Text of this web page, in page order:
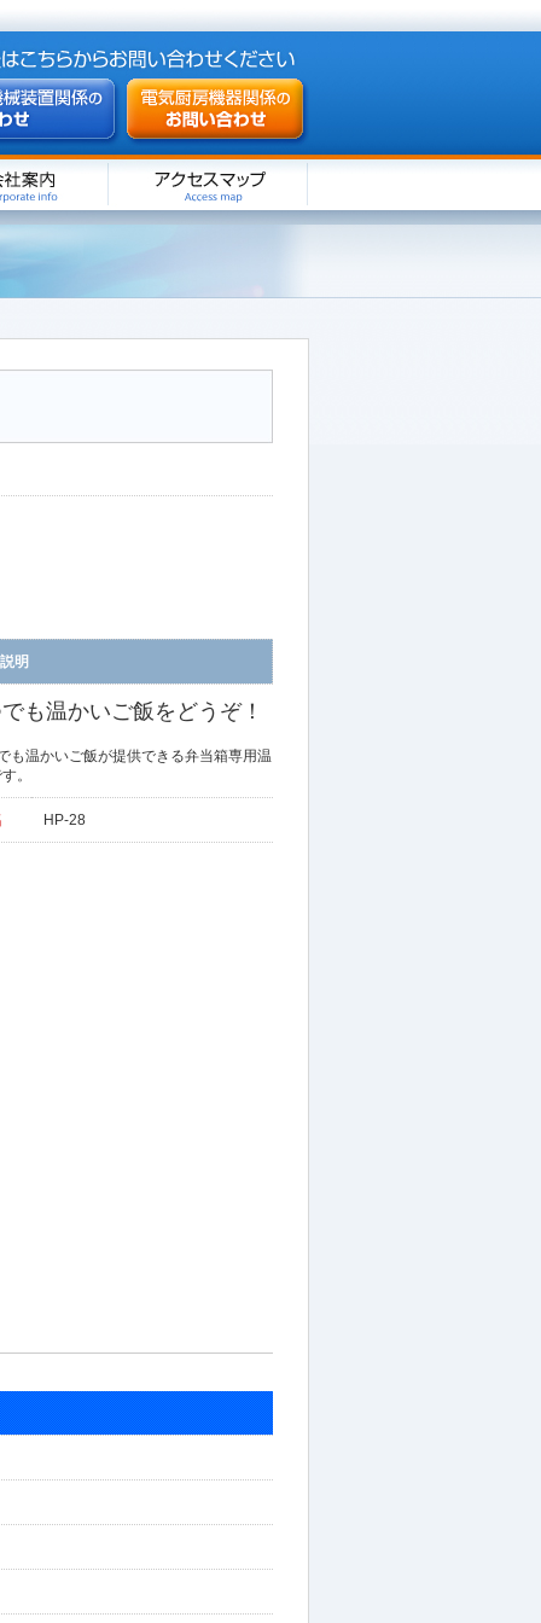
明
も温かいご飯をどうぞ！
も温かいご飯が提供できる弁当箱専用温
。
HP-28